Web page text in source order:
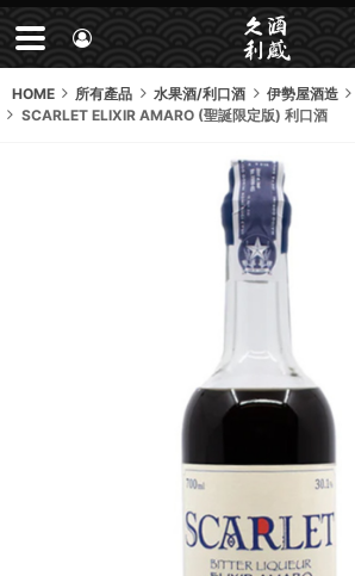
HOME 所有產品 水果酒/利口酒 伊勢屋酒造
SCARLET ELIXIR AMARO (聖誕限定版) 利口酒